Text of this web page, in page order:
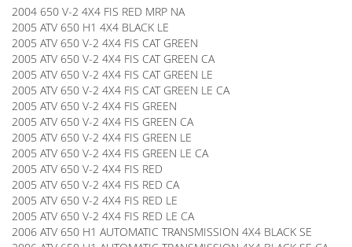
2004 650 V-2 4X4 FIS RED MRP NA
2005 ATV 650 H1 4X4 BLACK LE
2005 ATV 650 V-2 4X4 FIS CAT GREEN
2005 ATV 650 V-2 4X4 FIS CAT GREEN CA
2005 ATV 650 V-2 4X4 FIS CAT GREEN LE
2005 ATV 650 V-2 4X4 FIS CAT GREEN LE CA
2005 ATV 650 V-2 4X4 FIS GREEN
2005 ATV 650 V-2 4X4 FIS GREEN CA
2005 ATV 650 V-2 4X4 FIS GREEN LE
2005 ATV 650 V-2 4X4 FIS GREEN LE CA
2005 ATV 650 V-2 4X4 FIS RED
2005 ATV 650 V-2 4X4 FIS RED CA
2005 ATV 650 V-2 4X4 FIS RED LE
2005 ATV 650 V-2 4X4 FIS RED LE CA
2006 ATV 650 H1 AUTOMATIC TRANSMISSION 4X4 BLACK SE